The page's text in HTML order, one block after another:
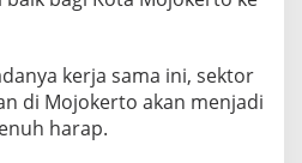
kerja sama ini, sektor
di Mojokerto akan menjadi
harap.